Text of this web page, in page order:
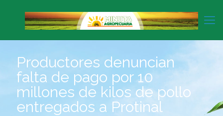
Productores denuncian
falta de pago por 10
millones de kilos de pollo
entregados a Protinal